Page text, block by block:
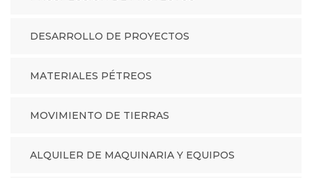
DESARROLLO DE PROYECTOS
MATERIALES PÉTREOS
MOVIMIENTO DE TIERRAS
ALQUILER DE MAQUINARIA Y EQUIPOS